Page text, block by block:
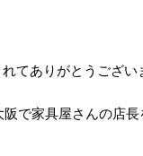
てありがとうござい
阪で家具屋さんの店